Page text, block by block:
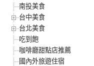
南投美食
台中美食
台北美食
吃到飽
咖啡廳甜點店推薦
國內外旅遊住宿